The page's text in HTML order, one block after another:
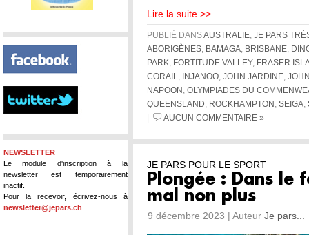
NEWSLETTER
Le module d'inscription à la
newsletter est temporairement
inactif.
Pour la recevoir, écrivez-nous à
newsletter@jepars.ch
Lire la suite >>
PUBLIÉ DANSAUSTRALIE JE PARS
ABORIGÈNES
BAMAGA BRISBANE
PARK
FORTITUDE VALLEY, FRASER
CORAIL
INJANOO JOHN JARDINE
NAPOON
OLYMPIADES DU
QUEENSLAND
ROCKHAMPTON SEIGA
AUCUN COMMENTAIRE »
JE PARS POUR LE SPORT
Plongée : Dans le
mal non plus
9 décembre 2023 | Auteur Je pars...